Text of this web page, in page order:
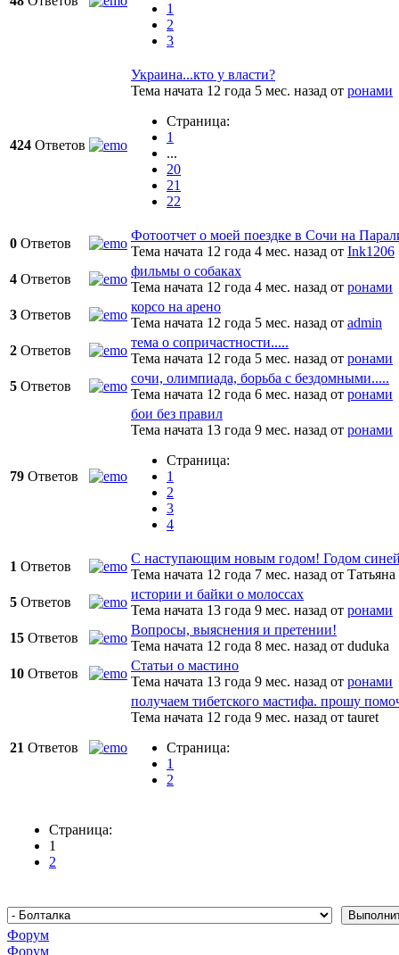
1
2
3
424 Ответов
Украина...кто у власти?
Тема начата 12 года 5 мес. назад от ронами
Страница:
1
...
20
21
22
0 Ответов
Фотоотчет о моей поездке в Сочи на
Тема начата 12 года 4 мес. назад от Ink1206
4 Ответов
фильмы о собаках
Тема начата 12 года 4 мес. назад от ронами
3 Ответов
корсо на арено
Тема начата 12 года 5 мес. назад от admin
2 Ответов
тема о сопричастности.....
Тема начата 12 года 5 мес. назад от ронами
5 Ответов
сочи, олимпиада, борьба с бездомными.....
Тема начата 12 года 6 мес. назад от ронами
79 Ответов
бои без правил
Тема начата 13 года 9 мес. назад от ронами
Страница:
1
2
3
4
1 Ответов
С наступающим новым годом! Годом
Тема начата 12 года 7 мес. назад от Татьяна
5 Ответов
истории и байки о молоссах
Тема начата 13 года 9 мес. назад от ронами
15 Ответов
Вопросы, выяснения и претении!
Тема начата 12 года 8 мес. назад от duduka
10 Ответов
Статьи о мастино
Тема начата 13 года 9 мес. назад от ронами
21 Ответов
получаем тибетского мастифа. прошу
Тема начата 12 года 9 мес. назад от tauret
Страница:
1
2
Страница:
1
2
Форум
Форум